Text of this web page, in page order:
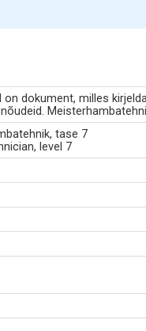
on dokument, milles
tase 7
level 7